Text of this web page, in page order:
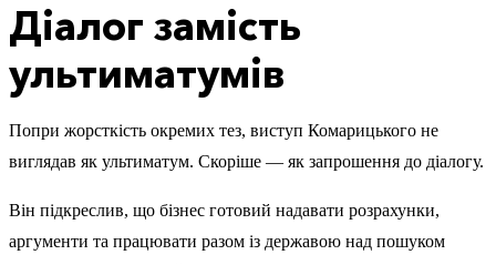
Діалог замість
ультиматумів
Попри жорсткість окремих тез, виступ Комарицького не
виглядав як ультиматум. Скоріше — як запрошення до діалогу.
Він підкреслив, що бізнес готовий надавати розрахунки,
аргументи та працювати разом із державою над пошуком